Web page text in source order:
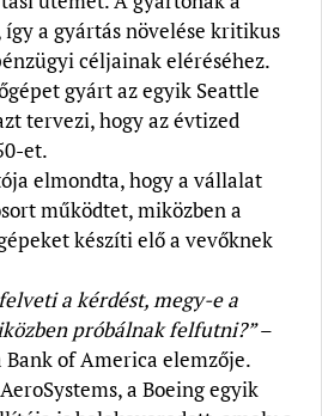
a gyártás növelése kritikus
céljainak eléréséhez.
gyárt az egyik Seattle
tervezi, hogy az évtized
et.
elmondta, hogy a vállalat
működtet, miközben a
készíti elő a vevőknek
a kérdést, megy-e a
próbálnak felfutni?”–
Bank of America elemzője.
a Boeing egyik